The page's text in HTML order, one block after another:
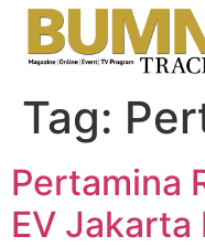
Tag:
Pertamina
EV